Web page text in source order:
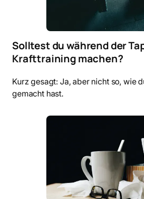
Solltest du während der
Krafttraining machen?
Kurz gesagt: Ja, aber nicht so, wie
gemacht hast.